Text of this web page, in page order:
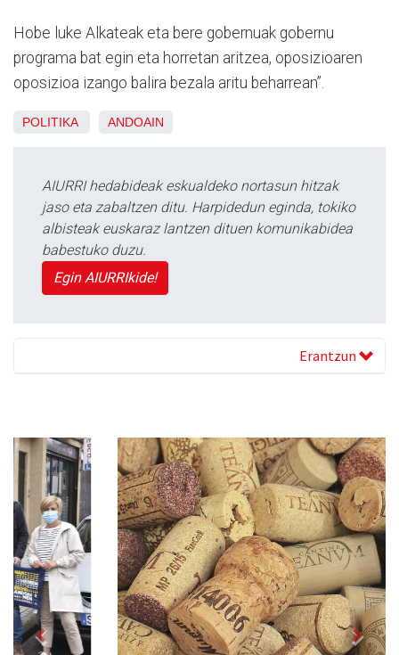
Hobe luke Alkateak eta bere gobernuak gobernu
programa bat egin eta horretan aritzea, oposizioaren
oposizioa izango balira bezala aritu beharrean”.
POLITIKA ANDOAIN
AIURRI hedabideak eskualdeko nortasun hitzak
jaso eta zabaltzen ditu. Harpidedun eginda, tokiko
albisteak euskaraz lantzen dituen komunikabidea
babestuko duzu.
Egin AIURRIkide!
Erantzun
Previous Next